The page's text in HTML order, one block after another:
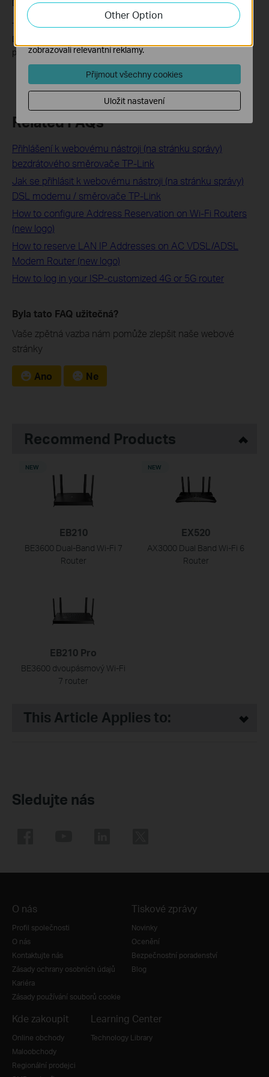
Done!
The configuration is completed. You’ve set your computer to a
DMZ host, and now you can make a team to game with other
players.
Related FAQs
Přihlášení k webovému nástroji (na stránku správy)
bezdrátového směrovače TP-Link
Jak se přihlásit k webovému nástroji (na stránku správy)
DSL modemu / směrovače TP-Link
How to configure Address Reservation on Wi-Fi Routers
(new logo)
How to reserve LAN IP Addresses on AC VDSL/ADSL
Modem Router (new logo)
How to log in your ISP-customized 4G or 5G router
Byla tato FAQ užitečná?
Vaše zpětná vazba nám pomůže zlepšit naše webové
stránky
Ano Ne
Recommend Products
EB210
BE3600 Dual-Band Wi-Fi 7
Router
NEW
EX520
AX3000 Dual Band Wi-Fi 6
Router
NEW
EB210 Pro
BE3600 dvoupásmový Wi-Fi
7 router
This Article Applies to:
Sledujte nás
O nás
Profil společnosti
O nás
Kontaktujte nás
Zásady ochrany osobních údajů
Kariéra
Zásady používání souborů cookie
Tiskové zprávy
Novinky
Ocenění
Bezpečnostní poradenství
Blog
Kde zakoupit
Online obchody
Maloobchody
Regionální prodejci
Learning Center
Technology Library
Other Option
zlepšení a přizpůsobení jejich funkčnosti.
Marketingové soubory cookie mohou prostřednictvím
zobrazovali relevantní reklamy.
Přijmout všechny cookies
Uložit nastavení